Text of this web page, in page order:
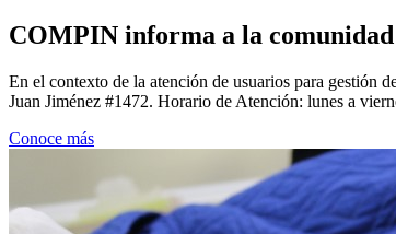
COMPIN informa a la comunidad
En el contexto de la atención de usuarios para
Juan Jiménez #1472. Horario de Atención: lunes a
Conoce más